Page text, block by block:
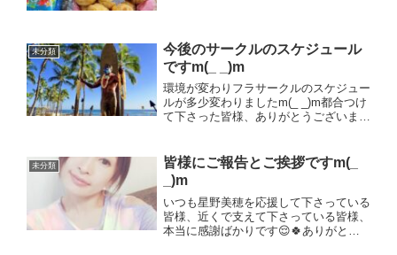
な皆様とのフラサークルでし...
未分類
今後のサークルのスケジュール
ですm(_ _)m
環境が変わりフラサークルのスケジュー
ルが多少変わりましたm(_ _)m都合つけ
て下さった皆様、ありがとうございま
アミュージングレースにて(所沢駅から
徒歩4分)★10時1...
未分類
皆様にご報告とご挨拶ですm(_
_)m
いつも星野美穂を応援して下さっている
皆様、近くで支えて下さっている皆様、
本当に感謝ばかりです😌🍀ありがとう